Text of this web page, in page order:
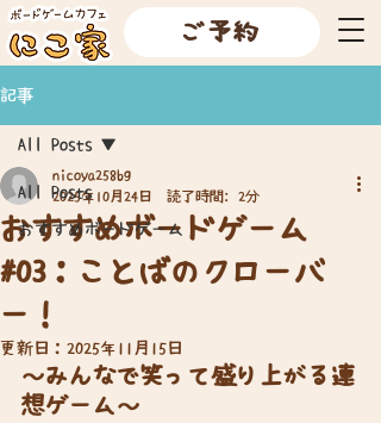
ご予約
記事
All Posts
おすすめボードゲーム
All Posts
おすすめボードゲーム
#03：ことばのクローバ
ー！
nicoya258bg
2025年10月24日
読了時間: 2分
更新日： 2025年11月15日
～みんなで笑って盛り上がる連
想ゲーム～